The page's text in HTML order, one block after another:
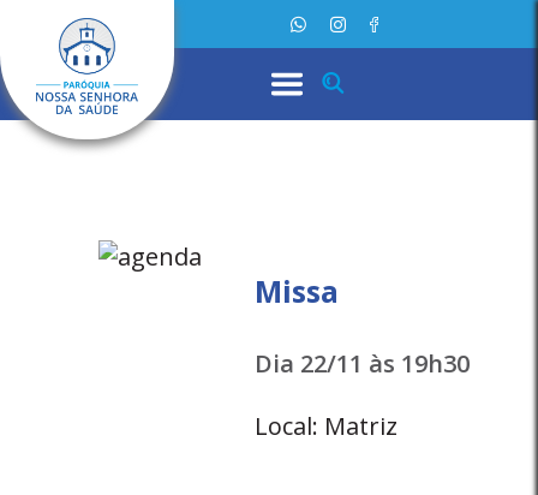
Missa
Dia 22/11 às 19h30
Local: Matriz